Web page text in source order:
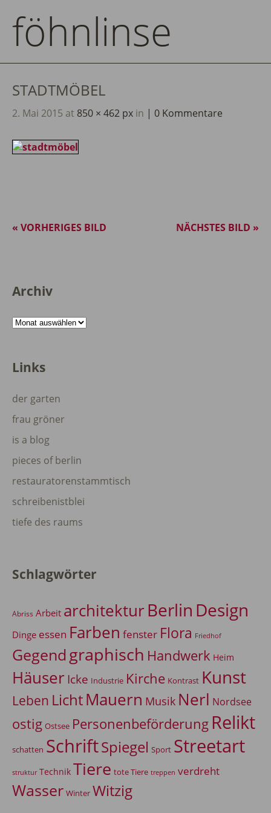
föhnlinse
STADTMÖBEL
2. Mai 2015 at 850 × 462 px in 0 Kommentare
« VORHERIGES BILD NÄCHSTES BILD »
Archiv
Archiv
Links
der garten
frau gröner
is a blog
pieces of berlin
restauratorenstammtisch
schreibenistblei
tiefe des raums
Schlagwörter
Abriss Arbeit architekturBerlin Design
Dinge essen Farben fenster Flora Friedhof
Gegendgraphisch Handwerk Heim
Häuser Icke Industrie Kirche Kontrast Kunst
Leben LichtMauern Musik Nerl Nordsee
ostig Ostsee Personenbeförderung Relikt
schatten SchriftSpiegel Sport Streetart
struktur Technik Tiere tote Tiere treppen verdreht
Wasser Winter Witzig